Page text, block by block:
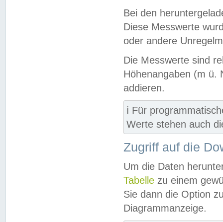
Bei den
Diese Messwerte
oder andere
Die Messwerte sind
Höhenangaben (m ü.
addieren.
ℹ️ Für
Werte stehen auch
Zugriff auf die
Um die Daten
Tabelle zu einem
Sie dann die Option
Diagrammanzeige.